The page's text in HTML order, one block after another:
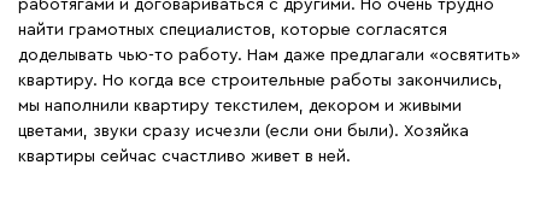
работягами и договариваться с другими. Но очень трудно
найти грамотных специалистов, которые согласятся
доделывать чью-то работу. Нам даже предлагали «освятить»
квартиру. Но когда все строительные работы закончились,
мы наполнили квартиру текстилем, декором и живыми
цветами, звуки сразу исчезли (если они были). Хозяйка
квартиры сейчас счастливо живет в ней.